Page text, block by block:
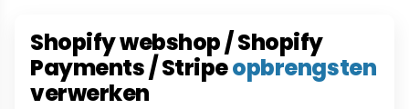
Shopify webshop / Shopify
Payments / Stripeopbrengsten
verwerken